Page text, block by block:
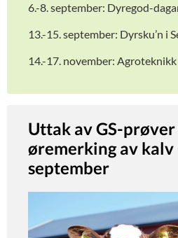
6.-8. september: Dyregod-
13.-15. september: Dyrsku’n i
14.-17. november:
Uttak av GS-prøver
øremerking av kalv
september